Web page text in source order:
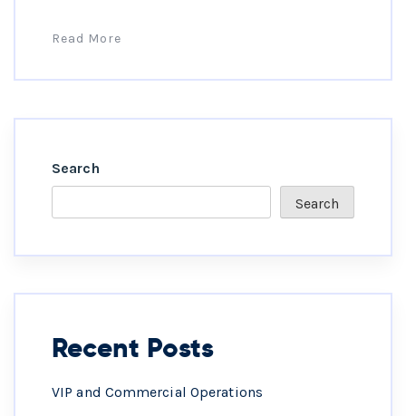
Read More
Search
Search
Recent Posts
VIP and Commercial Operations